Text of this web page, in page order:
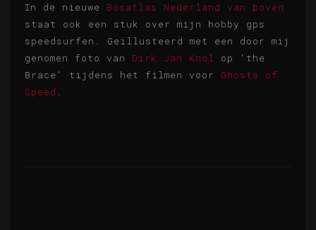
In de nieuwe Bosatlas Nederland van boven
staat ook een stuk over mijn hobby gps
speedsurfen. Geïllusteerd met een door mij
genomen foto van Dirk Jan Knol
op 'the
Brace' tijdens het filmen voor Ghosts of
Speed .